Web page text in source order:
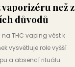
než z
důvodů
THC vaping vést k
vysvětluje role vyšší
a absencí rituálu.